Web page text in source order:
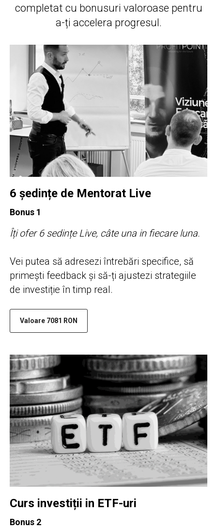
completat cu bonusuri valoroase pentru
a-ți accelera progresul.
6 ședințe de Mentorat Live
Bonus 1
Îți ofer 6 sedințe Live, câte una in fiecare luna.
Vei putea să adresezi întrebări specifice, să
primești feedback și să-ți ajustezi strategiile
de investiție în timp real.
Valoare 7081 RON
Curs investiții in ETF-uri
Bonus 2